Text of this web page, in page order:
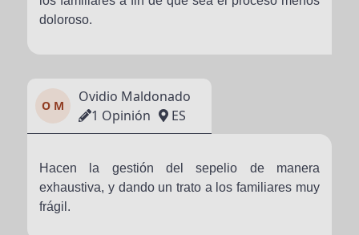
doloroso.
O M
Ovidio Maldonado
1 Opinión
ES
Hacen la gestión del sepelio de manera
exhaustiva, y dando un trato a los familiares muy
frágil.